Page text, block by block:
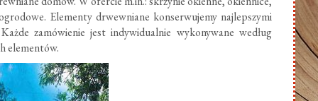
Elementy drwewniane konserwujemy najlepszymi
zamówienie jest indywidualnie wykonywane według
elementów.